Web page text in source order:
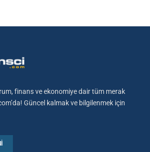
finans ve ekonomiye dair tüm merak
Güncel kalmak ve bilgilenmek için